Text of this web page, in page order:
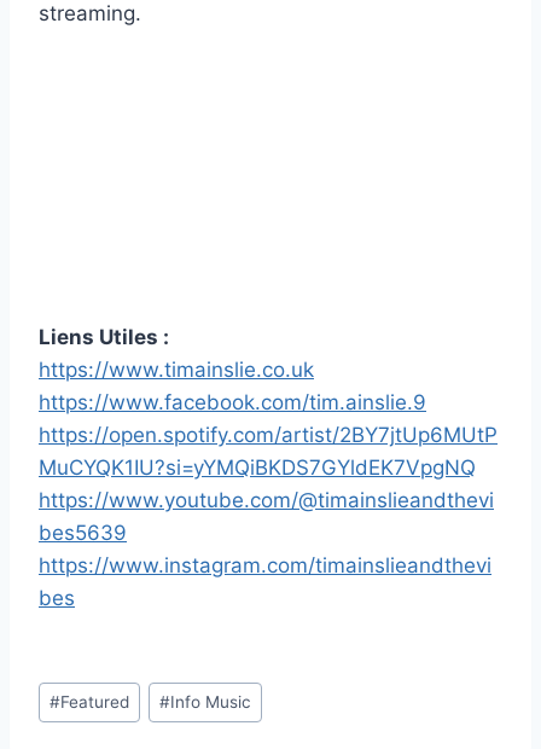
streaming.
Liens Utiles :
https://www.timainslie.co.uk
https://www.facebook.com/tim.ainslie.9
https://open.spotify.com/artist/2BY7jtUp6MUtP
MuCYQK1IU?si=yYMQiBKDS7GYldEK7VpgNQ
https://www.youtube.com/@timainslieandthevi
bes5639
https://www.instagram.com/timainslieandthevi
bes
Étiquettes
de
#Featured #Info Music